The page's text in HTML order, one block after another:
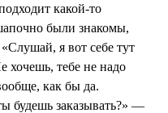
какой-то
были знакомы,
я вот себе тут
хочешь, тебе не надо
как бы да.
будешь заказывать?» —